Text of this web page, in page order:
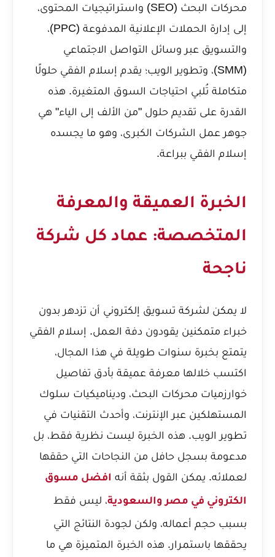
محركات البحث (SEO) واستراتيجيات المحتوى،
إلى إدارة الحملات الإعلانية المدفوعة (PPC)،
والتسويق عبر وسائل التواصل الاجتماعي
(SMM)، وتطوير الويب؛ يقدم إسلام الفقي حلولًا
متكاملة تُلبي احتياجات السوق المتغيرة. هذه
القدرة على تقديم حلول "من الألف إلى الياء" هي
جوهر عمل الشركات الكبرى، وهو ما يجسده
إسلام الفقي ببراعة.
الخبرة العميقة والمعرفة
المتخصصة: عماد كل شركة
ناجحة
لا يمكن لشركة تسويق إلكتروني أن تزدهر بدون
خبراء متمكنين يقودون دفة العمل. إسلام الفقي
يتمتع بخبرة سنوات طويلة في هذا المجال،
اكتسب خلالها معرفة عميقة بأدق تفاصيل
خوارزميات محركات البحث، وديناميكيات سلوك
المستهلكين عبر الإنترنت، وأحدث التقنيات في
تطوير الويب. هذه الخبرة ليست نظرية فقط، بل
مدعومة بسجل حافل من النجاحات التي حققها
لعملائه. يمكن القول بثقة أنه افضل مسوق
الكتروني في مصر والسعودية، ليس فقط
بسبب حجم أعماله، ولكن لجودة النتائج التي
يحققها باستمرار. هذه الخبرة المتميزة هي ما